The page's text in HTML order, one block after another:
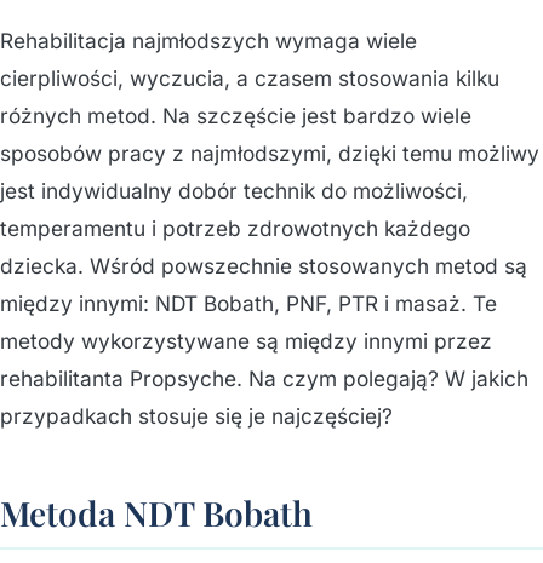
Rehabilitacja najmłodszych wymaga wiele
cierpliwości, wyczucia, a czasem stosowania kilku
różnych metod. Na szczęście jest bardzo wiele
sposobów pracy z najmłodszymi, dzięki temu możliwy
jest indywidualny dobór technik do możliwości,
temperamentu i potrzeb zdrowotnych każdego
dziecka. Wśród powszechnie stosowanych metod są
między innymi: NDT Bobath, PNF, PTR i masaż. Te
metody wykorzystywane są między innymi przez
rehabilitanta Propsyche. Na czym polegają? W jakich
przypadkach stosuje się je najczęściej?
Metoda NDT Bobath